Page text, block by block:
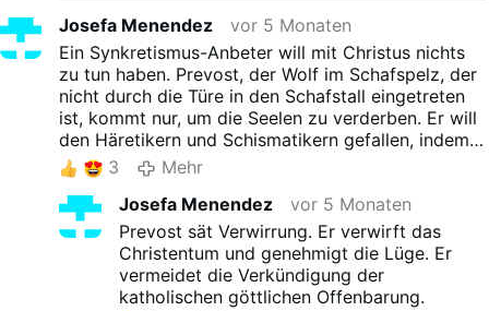
Josefa Menendez
vor 5 Monaten
Ein Synkretismus-Anbeter will mit Christus nichts
zu tun haben. Prevost, der Wolf im Schafspelz, der
nicht durch die Türe in den Schafstall eingetreten
ist, kommt nur, um die Seelen zu verderben. Er will
den Häretikern und Schismatikern gefallen, indem
er eine nicht triumphierende, häretische
Gegenkirche verspricht. Es wurde schon
prophezeit.
3
Mehr
Josefa Menendez
vor 5 Monaten
Prevost sät Verwirrung. Er verwirft das
Christentum und genehmigt die Lüge. Er
vermeidet die Verkündigung der
katholischen göttlichen Offenbarung.